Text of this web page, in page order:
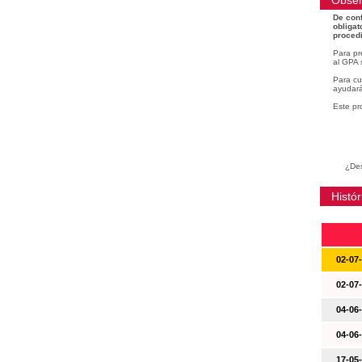
De
Para
al GPA
Para
Este
02-
02-
04-
04-
17-